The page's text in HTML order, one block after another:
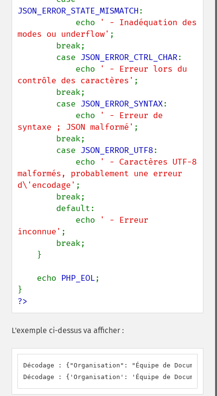
JSON_ERROR_STATE_MISMATCH:
            echo
' - Inadéquation des
modes ou underflow' ;
        case
JSON_ERROR_CTRL_CHAR:
            echo
' - Erreur lors du
contrôle des caractères' ;
        case
JSON_ERROR_SYNTAX:
            echo
' - Erreur de
syntaxe ; JSON malformé' ;
        case
JSON_ERROR_UTF8:
            echo
' - Caractères UTF-8
malformés, probablement une erreur
d\'encodage' ;
            echo
' - Erreur
inconnue' ;
    echo
PHP_EOL;
?>
L'exemple ci-dessus va afficher :
Décodage : {"Organisation": "Équipe de
Décodage : {'Organisation': 'Équipe de